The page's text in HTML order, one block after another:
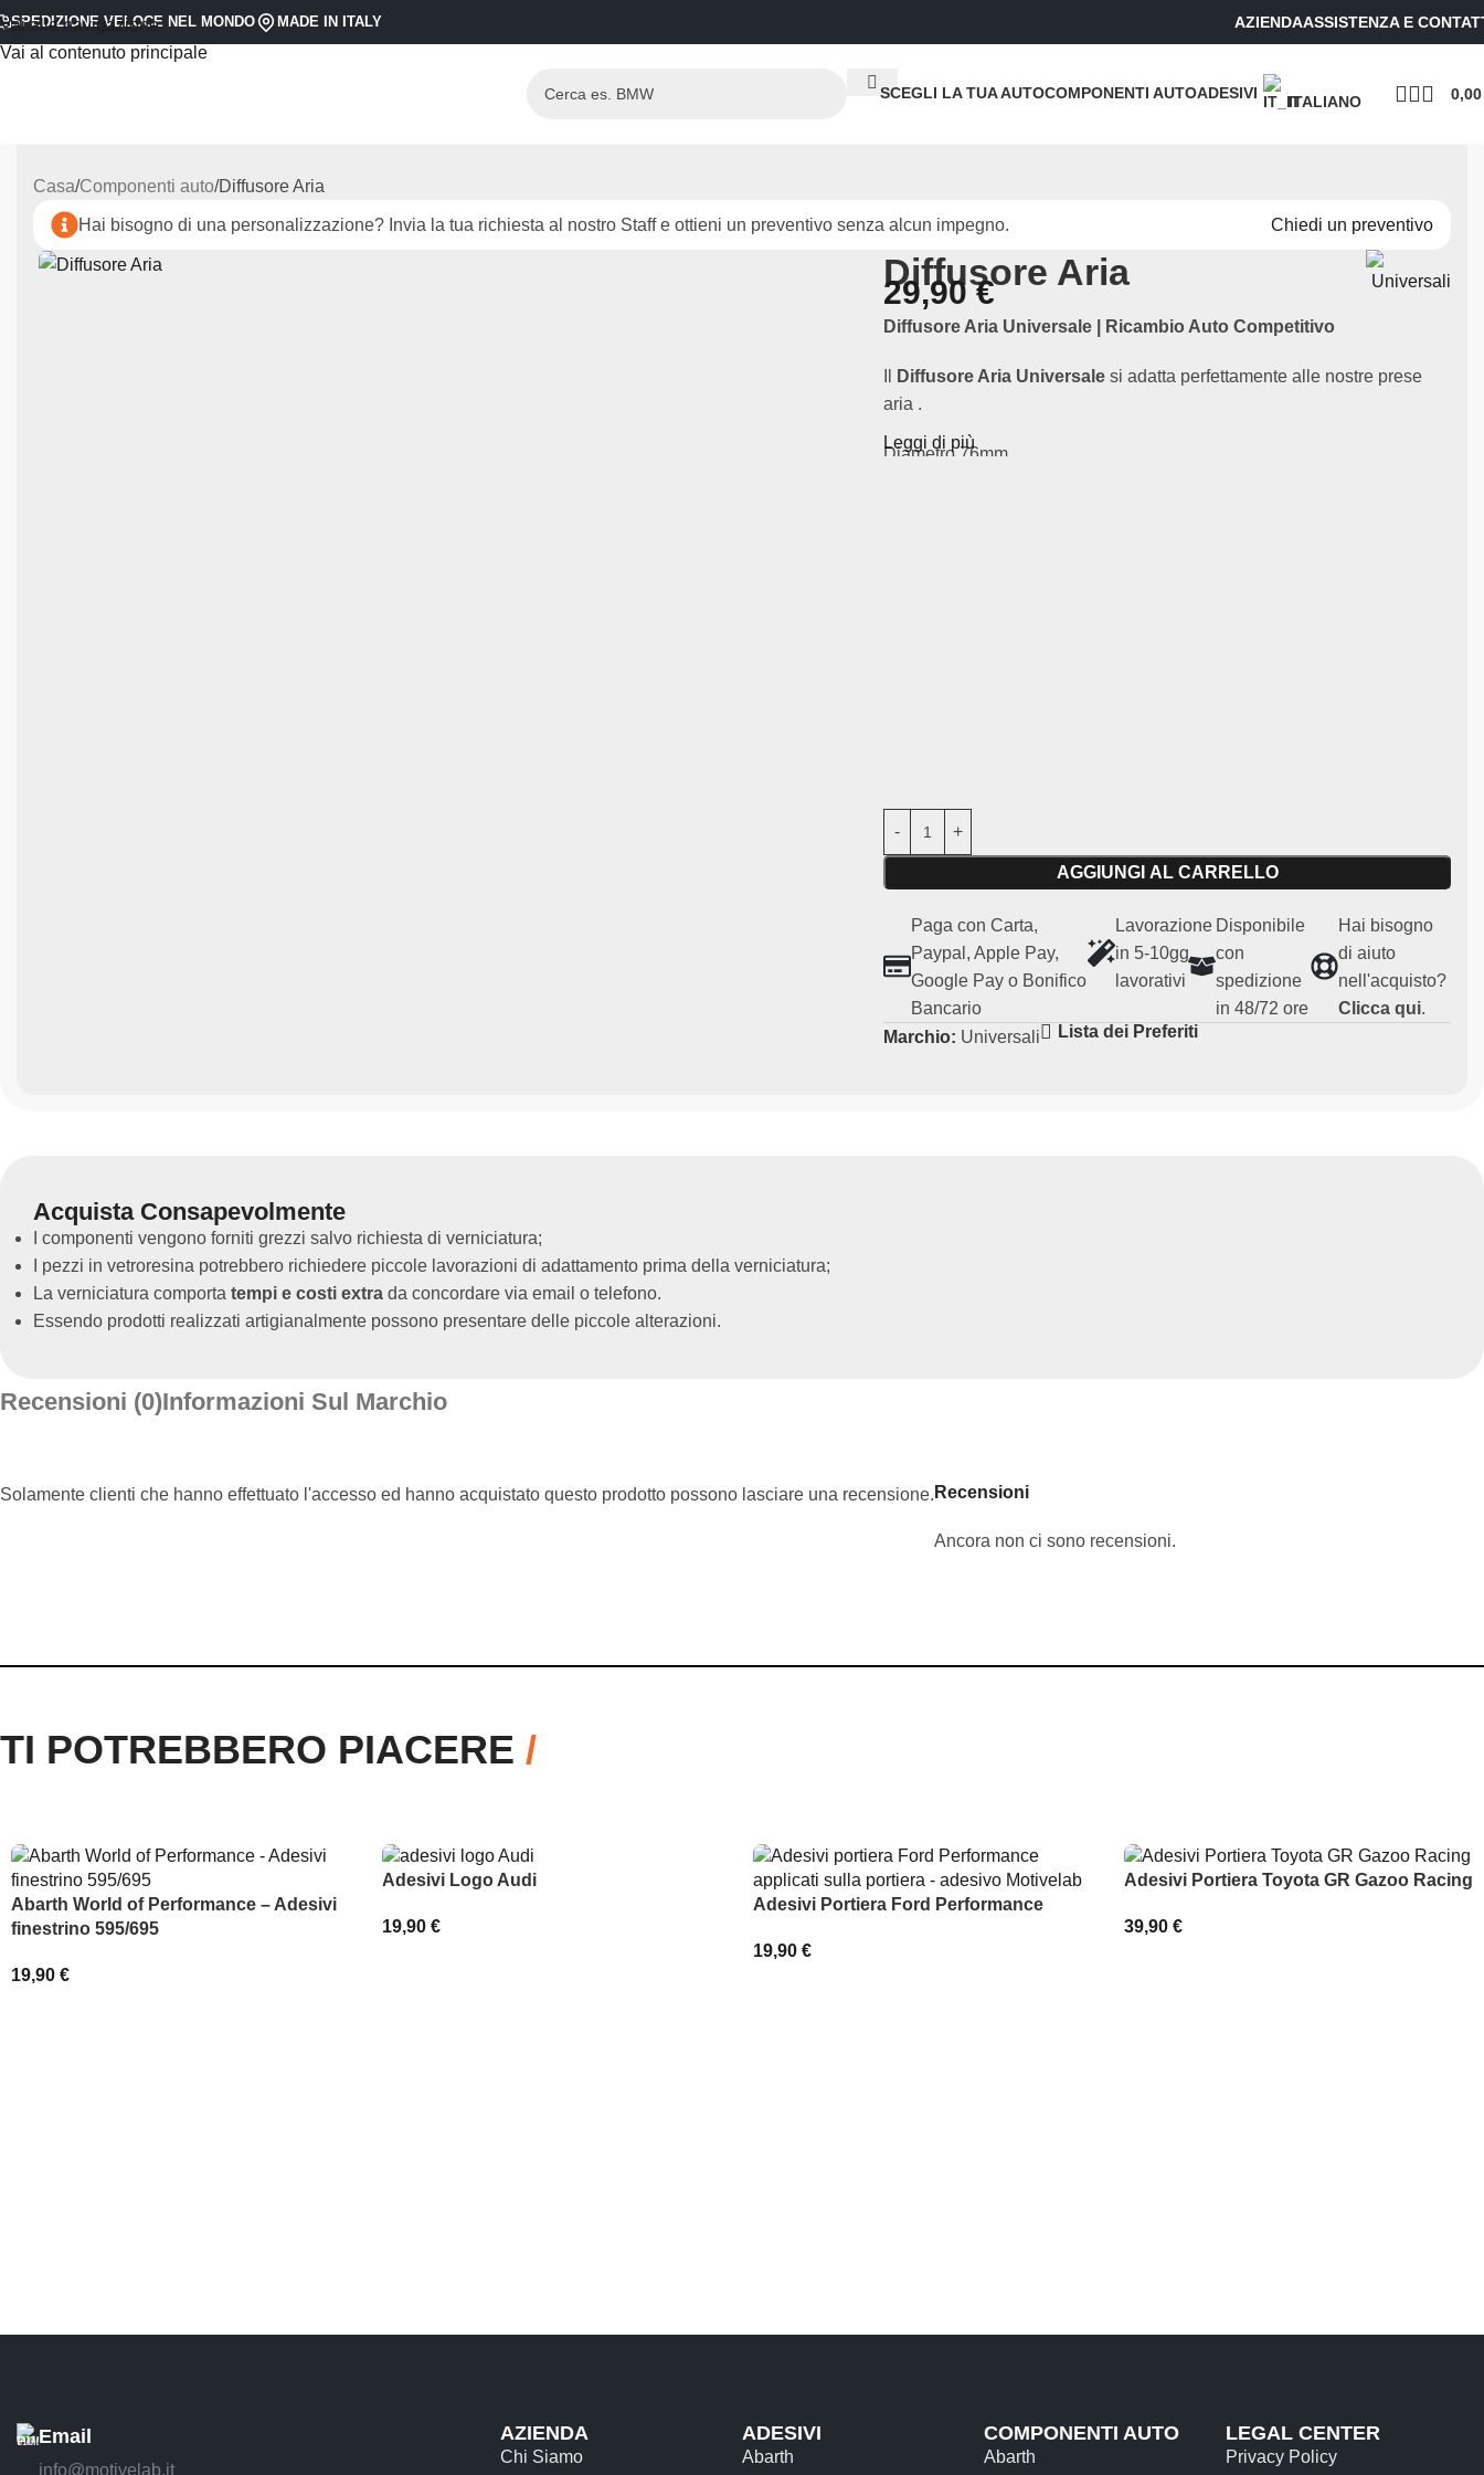
Vai alla navigazione
Vai al contenuto principale
SPEDIZIONE VELOCE NEL MONDO MADE IN ITALY AZIENDAASSISTENZA E
SCEGLI LA TUA AUTOCOMPONENTI AUTOADESIVI
ITALIANO
Casa Componenti auto Diffusore Aria
Hai bisogno di una personalizzazione? Invia la tua richiesta al nostro Staff e ottieni un preventivo senza alcun impegno. Chiedi un preventivo
Diffusore Aria
29,90€
Diffusore Aria Universale | Ricambio Auto Competitivo
Diffusore Aria Universale si adatta perfettamente alle nostre prese
aria .
Diametro 76mm.
Leggi di più
AGGIUNGI AL CARRELLO
Paga con Carta,
Paypal, Apple Pay,
Google Pay o Bonifico
Bancario
Lavorazione
in 5-10gg
lavorativi
Disponibile
con
spedizione
in 48/72 ore
Hai bisogno
di aiuto
nell'acquisto?
Clicca qui.
Marchio: Universali Lista dei Preferiti
Acquista Consapevolmente
I componenti vengono forniti grezzi salvo richiesta di verniciatura;
I pezzi in vetroresina potrebbero richiedere piccole lavorazioni di adattamento prima della verniciatura;
La verniciatura comporta tempi e costi extra da concordare via email o telefono.
Essendo prodotti realizzati artigianalmente possono presentare delle piccole alterazioni.
Recensioni (0)Informazioni Sul Marchio
Recensioni
Ancora non ci sono recensioni.
Solamente clienti che hanno effettuato l'accesso ed hanno acquistato questo prodotto possono lasciare una recensione.
TI POTREBBERO PIACERE /
Abarth World of Performance – Adesivi
finestrino 595/695
19,90 €
Adesivi Logo Audi
19,90 €
Adesivi Portiera Ford Performance
19,90 €
Adesivi Portiera Toyota GR Gazoo Racing
39,90 €
Email
info@motivelab.it
AZIENDA
Chi Siamo
ADESIVI
Abarth
COMPONENTI AUTO
Abarth
LEGAL CENTER
Privacy Policy